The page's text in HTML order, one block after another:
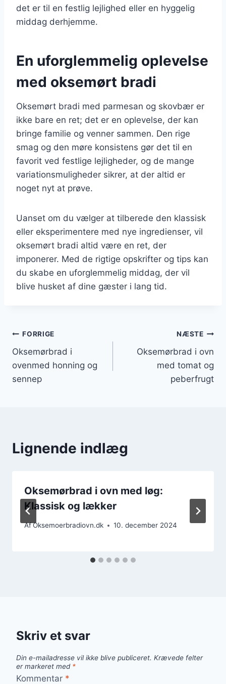
det er til en festlig lejlighed eller en hyggelig
middag derhjemme.
En uforglemmelig oplevelse
med oksemørt bradi
Oksemørt bradi med parmesan og skovbær er
ikke bare en ret; det er en oplevelse, der kan
bringe familie og venner sammen. Den rige
smag og den møre konsistens gør det til en
favorit ved festlige lejligheder, og de mange
variationsmuligheder sikrer, at der altid er
noget nyt at prøve.
Uanset om du vælger at tilberede den klassisk
eller eksperimentere med nye ingredienser, vil
oksemørt bradi altid være en ret, der
imponerer. Med de rigtige opskrifter og tips kan
du skabe en uforglemmelig middag, der vil
blive husket af dine gæster i lang tid.
Indlægsnavigation
FORRIGE
Oksemørbrad i
ovenmed honning og
sennep
NÆSTE
Oksemørbrad i ovn
med tomat og
peberfrugt
Lignende indlæg
Oksemørbrad i ovn med løg:
Klassisk og lækker
AfOksemoerbradiovn.dk 10. december 2024
Skriv et svar
Din e-mailadresse vil ikke blive publiceret. Krævede felter
er markeret med *
Kommentar *